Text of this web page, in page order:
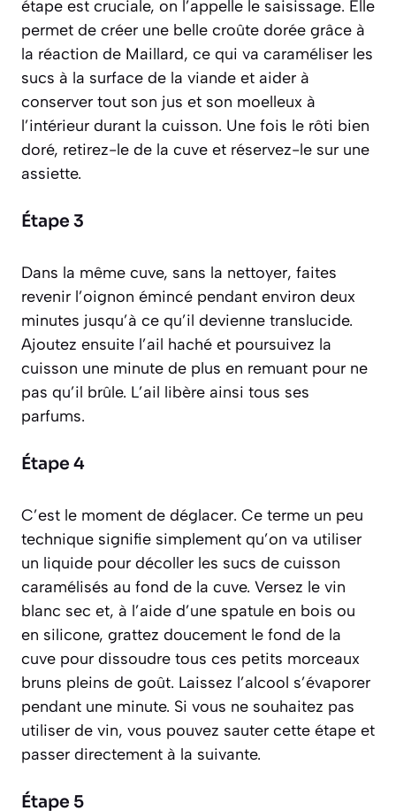
étape est cruciale, on l’appelle le saisissage. Elle
permet de créer une belle croûte dorée grâce à
la réaction de Maillard, ce qui va caraméliser les
sucs à la surface de la viande et aider à
conserver tout son jus et son moelleux à
l’intérieur durant la cuisson. Une fois le rôti bien
doré, retirez-le de la cuve et réservez-le sur une
assiette.
Étape 3
Dans la même cuve, sans la nettoyer, faites
revenir l’oignon émincé pendant environ deux
minutes jusqu’à ce qu’il devienne translucide.
Ajoutez ensuite l’ail haché et poursuivez la
cuisson une minute de plus en remuant pour ne
pas qu’il brûle. L’ail libère ainsi tous ses
parfums.
Étape 4
C’est le moment de déglacer. Ce terme un peu
technique signifie simplement qu’on va utiliser
un liquide pour décoller les sucs de cuisson
caramélisés au fond de la cuve. Versez le vin
blanc sec et, à l’aide d’une spatule en bois ou
en silicone, grattez doucement le fond de la
cuve pour dissoudre tous ces petits morceaux
bruns pleins de goût. Laissez l’alcool s’évaporer
pendant une minute. Si vous ne souhaitez pas
utiliser de vin, vous pouvez sauter cette étape et
passer directement à la suivante.
Étape 5